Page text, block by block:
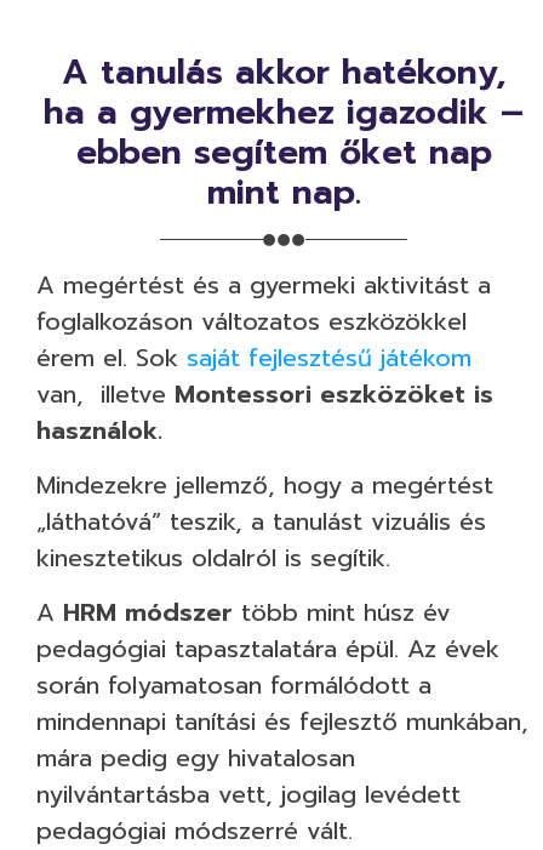
A tanulás akkor hatékony,
ha a gyermekhez igazodik –
ebben segítem őket nap
mint nap.
A megértést és a gyermeki aktivitást a
foglalkozáson változatos eszközökkel
érem el. Sok saját fejlesztésű játékom
van, illetve Montessori eszközöket is
használok.
Mindezekre jellemző, hogy a megértést
„láthatóvá” teszik, a tanulást vizuális és
kinesztetikus oldalról is segítik.
A HRM módszer több mint húsz év
pedagógiai tapasztalatára épül. Az évek
során folyamatosan formálódott a
mindennapi tanítási és fejlesztő munkában,
mára pedig egy hivatalosan
nyilvántartásba vett, jogilag levédett
pedagógiai módszerré vált.